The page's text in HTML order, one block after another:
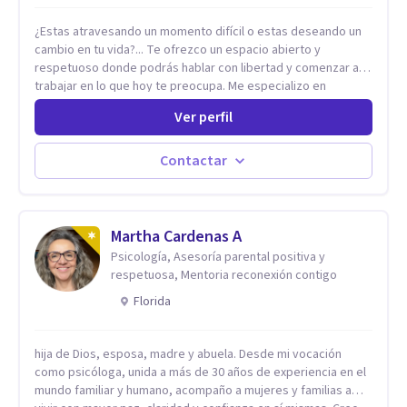
¿Estas atravesando un momento difícil o estas deseando un
cambio en tu vida?... Te ofrezco un espacio abierto y
respetuoso donde podrás hablar con libertad y comenzar a
trabajar en lo que hoy te preocupa. Me especializo en
Trastornos de Ansiedad y a lo largo de mi experiencia
profesional he acompañado a muchas Familias y Parejas con
distintas problemáticas como el manejo del estrés,
Autoestima, Gestión de la Ira, Depresión, Retos en la Crianza,
Codependencia, Celos, entre otros. Cuento con más de 12
Adolescentes y Adultos
Ver perfil
Contactar
Martha Cardenas A
Psicología, Asesoría parental positiva y
respetuosa, Mentoria reconexión contigo
Florida
hija de Dios, esposa, madre y abuela. Desde mi vocación
como psicóloga, unida a más de 30 años de experiencia en el
mundo familiar y humano, acompaño a mujeres y familias a